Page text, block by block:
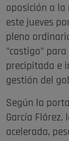
oposición a la
este jueves
pleno
"castigo" para
precipitada e
gestión del
Según la
García
acelerada,